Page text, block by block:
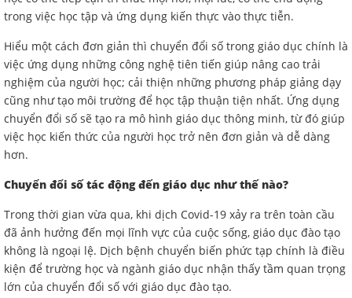
trong việc học tập và ứng dụng kiến thực vào thực tiễn.
Hiểu một cách đơn giản thì chuyển đổi số trong giáo dục chính là
việc ứng dụng những công nghệ tiên tiến giúp nâng cao trải
nghiệm của người học; cải thiện những phương pháp giảng dạy
cũng như tạo môi trường để học tập thuận tiện nhất. Ứng dụng
chuyển đổi số sẽ tạo ra mô hình giáo dục thông minh, từ đó giúp
việc học kiến thức của người học trở nên đơn giản và dễ dàng
hơn.
Chuyển đổi số tác động đến giáo dục như thế nào?
Trong thời gian vừa qua, khi dịch Covid-19 xảy ra trên toàn cầu
đã ảnh hưởng đến mọi lĩnh vực của cuộc sống, giáo dục đào tạo
không là ngoại lệ. Dịch bệnh chuyển biến phức tạp chính là điều
kiện để trường học và ngành giáo dục nhận thấy tầm quan trọng
lớn của chuyển đổi số với giáo dục đào tạo.